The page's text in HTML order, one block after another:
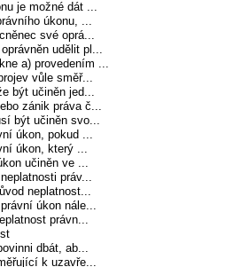
je možné dát ...
úkonu, ...
své oprá...
udělit pl...
a) provedením ...
vůle směř...
být učiněn jed...
zánik práva č...
být učiněn svo...
úkon, pokud ...
úkon, který ...
učiněn ve ...
práv...
neplatnost...
úkon nále...
právn...
dbát, ab...
k uzavře...